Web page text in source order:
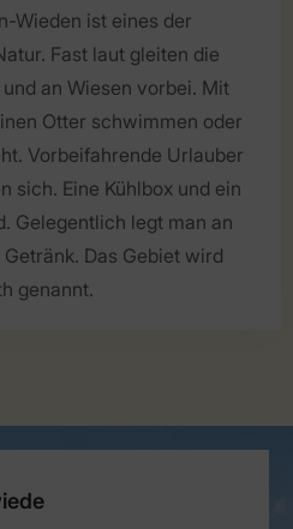
Wieden ist eines der
Fast laut gleiten die
an Wiesen vorbei. Mit
Otter schwimmen oder
Vorbeifahrende Urlauber
sich. Eine Kühlbox und ein
Gelegentlich legt man an
Das Gebiet wird
genannt.